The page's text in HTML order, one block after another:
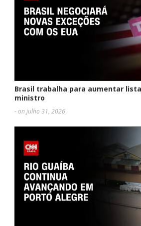
Brasil trabalha para aumentar
ministro
- on julho 31, 2026